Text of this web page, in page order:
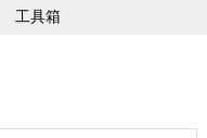
工具箱